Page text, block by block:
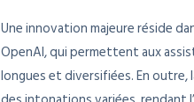
Une innovation majeure réside
OpenAI, qui permettent aux
longues et diversifiées. En